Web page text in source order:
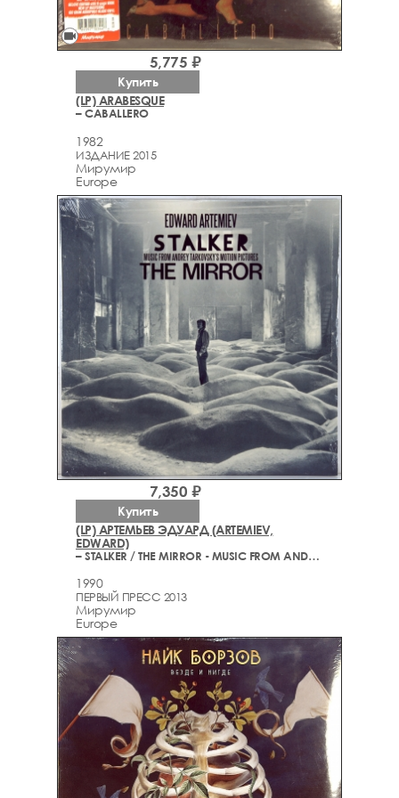
videocam
(LP) ARABESQUE
– CABALLERO
1982
ИЗДАНИЕ 2015
Мирумир
Europe
5,775 ₽
Купить
(LP) АРТЕМЬЕВ ЭДУАРД (ARTEMIEV,
EDWARD)
– STALKER / THE MIRROR - MUSIC FROM ANDREY TARKOVSKY'S MOTION PICTURES
1990
ПЕРВЫЙ ПРЕСС 2013
Мирумир
Europe
7,350 ₽
Купить